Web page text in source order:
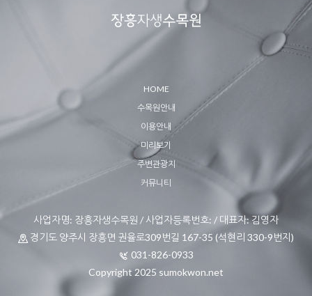
HOME
수목원안내
이용안내
미리보기
주변관광지
커뮤니티
사업자명: 장흥자생수목원 / 사업자등록번호: / 대표자: 김영자
경기도 양주시 장흥면 권율로309번길 167-35 (석현리 330-9번지)
031-826-0933
Copyright 2025 sumokwon.net